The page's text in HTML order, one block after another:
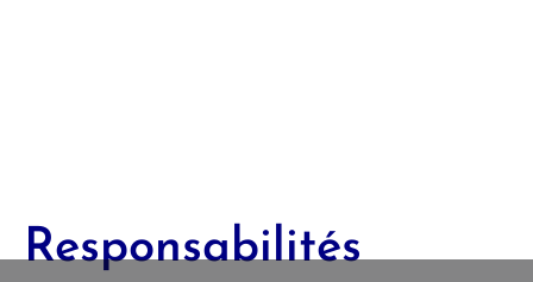
Responsabilités